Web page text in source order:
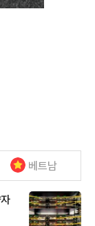
베트남